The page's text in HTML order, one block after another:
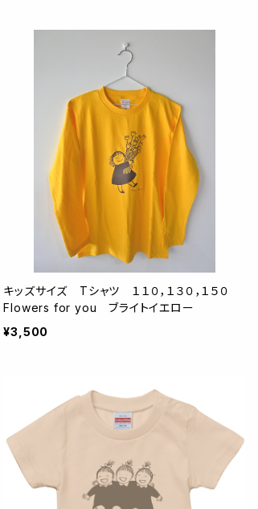
キッズサイズ Tシャツ １１０，１３０，１５０
Flowers for you ブライトイエロー
¥3,500